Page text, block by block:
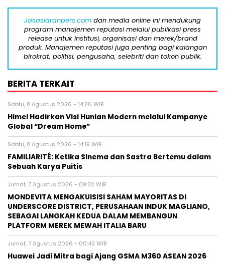
Jasasiaranpers.com dan media online ini mendukung
program manajemen reputasi melalui publikasi press
release untuk institusi, organisasi dan merek/brand
produk. Manajemen reputasi juga penting bagi kalangan
birokrat, politisi, pengusaha, selebriti dan tokoh publik.
BERITA TERKAIT
Sabtu, 8 Agustus 2026 - 14:26 WIB
Himel Hadirkan Visi Hunian Modern melalui Kampanye
Global “Dream Home”
Sabtu, 8 Agustus 2026 - 14:19 WIB
FAMILIARITÉ: Ketika Sinema dan Sastra Bertemu dalam
Sebuah Karya Puitis
Jumat, 7 Agustus 2026 - 09:32 WIB
MONDEVITA MENGAKUISISI SAHAM MAYORITAS DI
UNDERSCORE DISTRICT, PERUSAHAAN INDUK MAGLIANO,
SEBAGAI LANGKAH KEDUA DALAM MEMBANGUN
PLATFORM MEREK MEWAH ITALIA BARU
Jumat, 7 Agustus 2026 - 00:42 WIB
Huawei Jadi Mitra bagi Ajang GSMA M360 ASEAN 2026